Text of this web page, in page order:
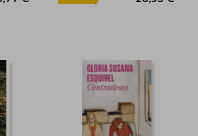
26,77 €
5%
dcto.